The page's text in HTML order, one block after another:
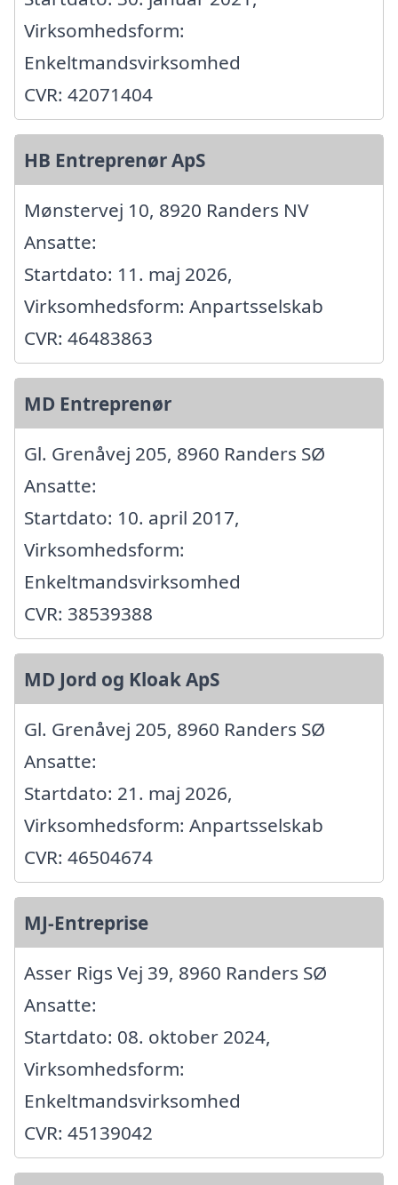
Virksomhedsform:
Enkeltmandsvirksomhed
CVR: 42071404
HB Entreprenør ApS
Mønstervej 10, 8920 Randers NV
Ansatte:
Startdato: 11. maj 2026,
Virksomhedsform: Anpartsselskab
CVR: 46483863
MD Entreprenør
Gl. Grenåvej 205, 8960 Randers SØ
Ansatte:
Startdato: 10. april 2017,
Virksomhedsform:
Enkeltmandsvirksomhed
CVR: 38539388
MD Jord og Kloak ApS
Gl. Grenåvej 205, 8960 Randers SØ
Ansatte:
Startdato: 21. maj 2026,
Virksomhedsform: Anpartsselskab
CVR: 46504674
MJ-Entreprise
Asser Rigs Vej 39, 8960 Randers SØ
Ansatte:
Startdato: 08. oktober 2024,
Virksomhedsform:
Enkeltmandsvirksomhed
CVR: 45139042